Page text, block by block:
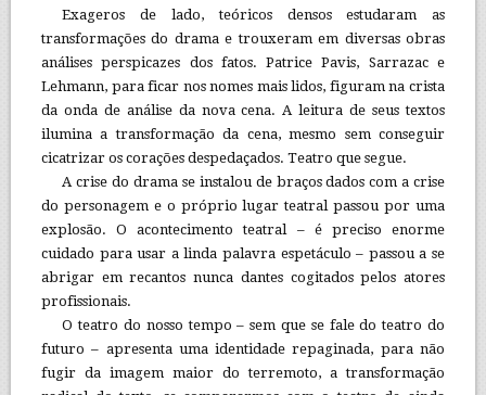
Exageros de lado, teóricos densos estudaram as
transformações do drama e trouxeram em diversas obras
análises perspicazes dos fatos. Patrice Pavis, Sarrazac e
Lehmann, para ficar nos nomes mais lidos, figuram na crista
da onda de análise da nova cena. A leitura de seus textos
ilumina a transformação da cena, mesmo sem conseguir
cicatrizar os corações despedaçados. Teatro que segue.
A crise do drama se instalou de braços dados com a crise
do personagem e o próprio lugar teatral passou por uma
explosão. O acontecimento teatral – é preciso enorme
cuidado para usar a linda palavra espetáculo – passou a se
abrigar em recantos nunca dantes cogitados pelos atores
profissionais.
O teatro do nosso tempo – sem que se fale do teatro do
futuro – apresenta uma identidade repaginada, para não
fugir da imagem maior do terremoto, a transformação